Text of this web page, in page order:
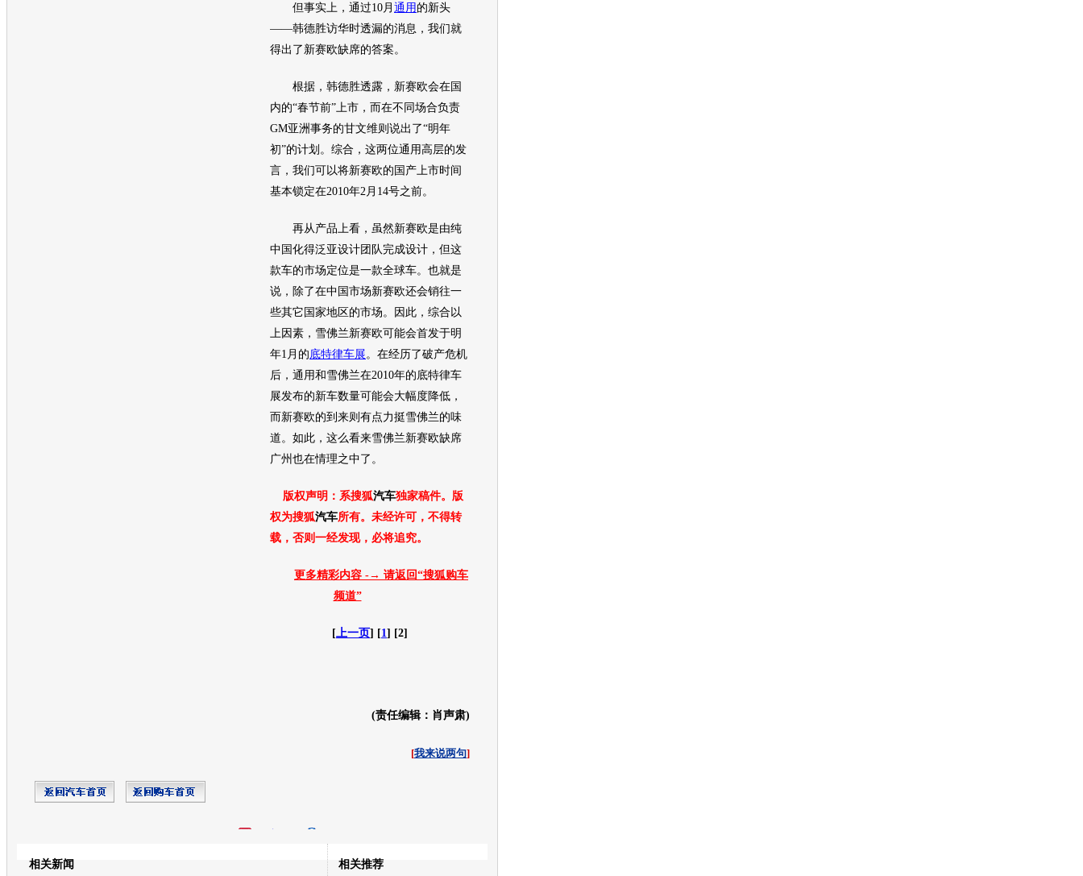
但事实上，通过10月 通用 的新头
——韩德胜访华时透漏的消息，我们就
得出了 新赛欧缺席的答案。
根据，韩德胜透露， 新赛欧会在国
内的“春节前”上市，而在不同场合负责
GM亚洲事务的甘文维则说出了“明年
初”的计划。综合，这两位通用高层的发
言，我们可以将新赛欧的国产上市时间
基本锁定在2010年2月14号之前。
再从产品上看，虽然新赛欧是由纯
中国化得泛亚设计团队完成设计，但这
款车的市场定位是一款全球车。也就是
说，除了在中国市场新赛欧还会销往一
些其它国家地区的市场。因此，综合以
上因素， 雪佛兰新赛欧可能会首发于明
年1月的 底特律车展 。在经历了破产危机
后， 通用和 雪佛兰在2010年的 底特律车
展发布的新车数量可能会大幅度降低，
而 新赛欧的到来则有点力挺雪佛兰的味
道。如此，这么看来雪佛兰新赛欧缺席
广州也在情理之中了。
版权声明：系搜狐汽车独家稿件。版
权为搜狐汽车所有。未经许可，不得转
载，否则一经发现，必将追究。
更多精彩内容 -→ 请返回“搜狐购车
频道”
[ 上一页] [1 ] [2]
(责任编辑：肖声肃)
[我来说两句]
相关新闻 相关推荐